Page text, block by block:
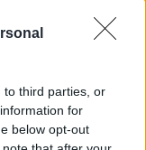
to third parties, or
for
below opt-out
vedrech remízky
zvířata na jihu
při tropických
ochlazují v